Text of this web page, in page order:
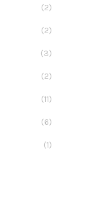
(2)
(2)
(3)
(2)
(11)
(6)
(1)